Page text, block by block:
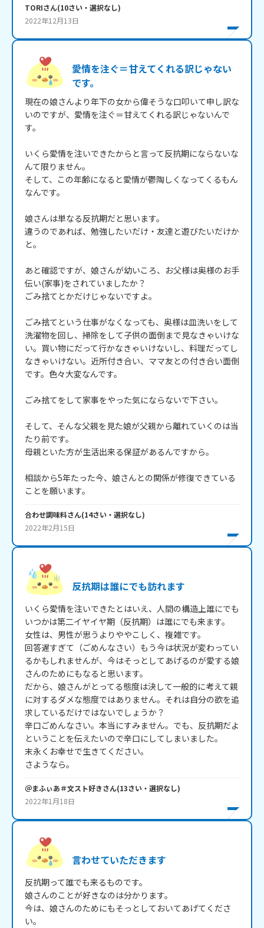
TORIさん(10さい・ 選択なし)
2022年12月13日
愛情を注ぐ＝甘えてくれる訳じゃない
です。
現在の娘さんより年下の女から偉そうな口叩いて申し訳な
いのですが、愛情を注ぐ＝甘えてくれる訳じゃないんで
す。
いくら愛情を注いできたからと言って反抗期にならないな
んて限りません。
そして、この年齢になると愛情が鬱陶しくなってくるもん
なんです。
娘さんは単なる反抗期だと思います。
違うのであれば、勉強したいだけ・友達と遊びたいだけか
と。
あと確認ですが、娘さんが幼いころ、お父様は奥様のお手
伝い(家事)をされていましたか？
ごみ捨てとかだけじゃないですよ。
ごみ捨てという仕事がなくなっても、奥様は皿洗いをして
洗濯物を回し、掃除をして子供の面倒まで見なきゃいけな
い。買い物にだって行かなきゃいけないし、料理だってし
なきゃいけない。近所付き合い、ママ友との付き合い面倒
です。色々大変なんです。
ごみ捨てをして家事をやった気にならないで下さい。
そして、そんな父親を見た娘が父親から離れていくのは当
たり前です。
母親といた方が生活出来る保証があるんですから。
相談から5年たった今、娘さんとの関係が修復できている
ことを願います。
合わせ調味料さん(14さい・ 選択なし)
2022年2月15日
反抗期は誰にでも訪れます
いくら愛情を注いできたとはいえ、人間の構造上誰にでも
いつかは第二イヤイヤ期（反抗期）は誰にでも来ます。
女性は、男性が思うよりややこしく、複雑です。
回答遅すぎて（ごめんなさい）もう今は状況が変わってい
るかもしれませんが、今はそっとしてあげるのが愛する娘
さんのためにもなると思います。
だから、娘さんがとってる態度は決して一般的に考えて親
に対するダメな態度ではありません。それは自分の欲を追
求しているだけではないでしょうか？
辛口ごめんなさい。本当にすみません。でも、反抗期だよ
ということを伝えたいので辛口にしてしまいました。
末永くお幸せで生きてください。
さようなら。
＠まふぃあ＃文スト好きさん(13さい・ 選択なし)
2022年1月18日
言わせていただきます
反抗期って誰でも来るものです。
娘さんのことが好きなのは分かります。
今は、娘さんのためにもそっとしておいてあげてくださ
い。